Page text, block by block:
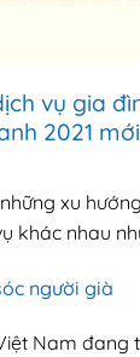
vụ gia
2021
xu
khác nhau
người già
Nam đang